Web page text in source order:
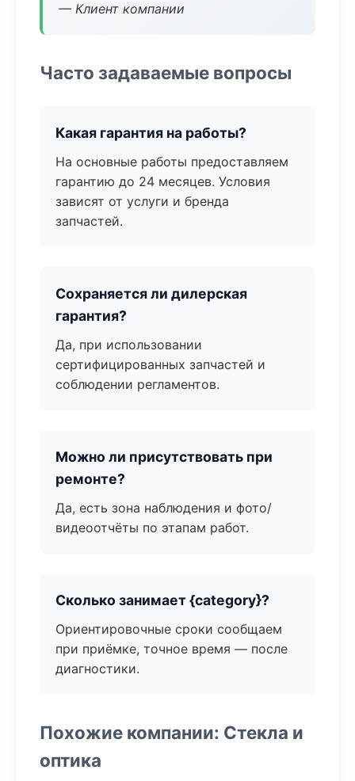
— Клиент компании
Часто задаваемые вопросы
Какая гарантия на работы?
На основные работы предоставляем
гарантию до 24 месяцев. Условия
зависят от услуги и бренда
запчастей.
Сохраняется ли дилерская
гарантия?
Да, при использовании
сертифицированных запчастей и
соблюдении регламентов.
Можно ли присутствовать при
ремонте?
Да, есть зона наблюдения и фото/
видеоотчёты по этапам работ.
Сколько занимает {category}?
Ориентировочные сроки сообщаем
при приёмке, точное время — после
диагностики.
Похожие компании: Стекла и
оптика